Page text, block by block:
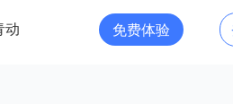
动 免费体验